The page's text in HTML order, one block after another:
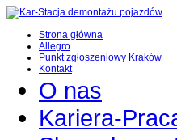
Strona główna
Allegro
Punkt zgłoszeniowy Kraków
Kontakt
O nas
Kariera-